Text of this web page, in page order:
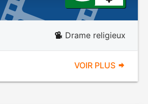
Drame religieux
VOIR PLUS